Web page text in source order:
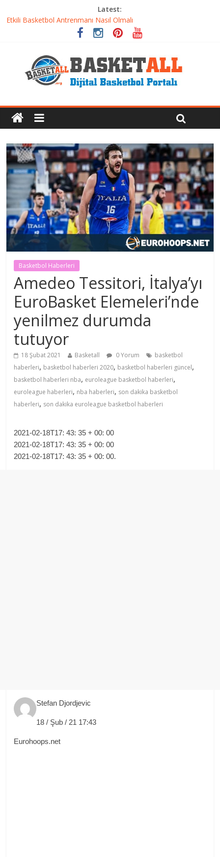
Latest:
Dünyanın En İyi Basketbol Takımı: Gerçek Şampiyon Kim?
Etkili Basketbol Antrenmanı Nasıl Olmalı
Basketbolcu Beslenmesi: Performansı Artıran Bilimsel
Basketbolda Şut Antrenmanı ve Grafik Oluşturma
Iverson’dan Kyrie’e: Top Sürme Sanatının Dramatik Evrimi
Basketbol Haberleri
Amedeo Tessitori, İtalya’yı
EuroBasket Elemeleri’nde
yenilmez durumda
tutuyor
18 Şubat 2021 Basketall 0 Yorum
basketbol
haberleri, basketbol haberleri 2020, basketbol haberleri güncel,
basketbol haberleri nba, euroleague basketbol haberleri,
euroleague haberleri, nba haberleri, son dakika basketbol
haberleri, son dakika euroleague basketbol haberleri
2021-02-18T17: 43: 35 + 00: 00
2021-02-18T17: 43: 35 + 00: 00
2021-02-18T17: 43: 35 + 00: 00.
Stefan Djordjevic
18 / Şub / 21 17:43
Eurohoops.net